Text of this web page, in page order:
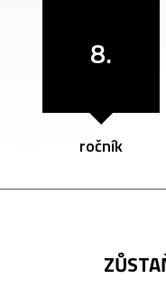
8.
ročník